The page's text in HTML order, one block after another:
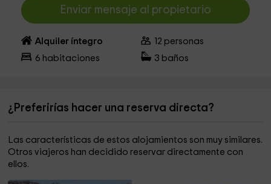
Enviar mensaje al propietario
Alquiler íntegro 12 personas
6 habitaciones 3 baños
¿Preferirías hacer una reserva directa?
Las características de estos alojamientos son muy similares.
Otros viajeros han decidido reservar directamente con
ellos.